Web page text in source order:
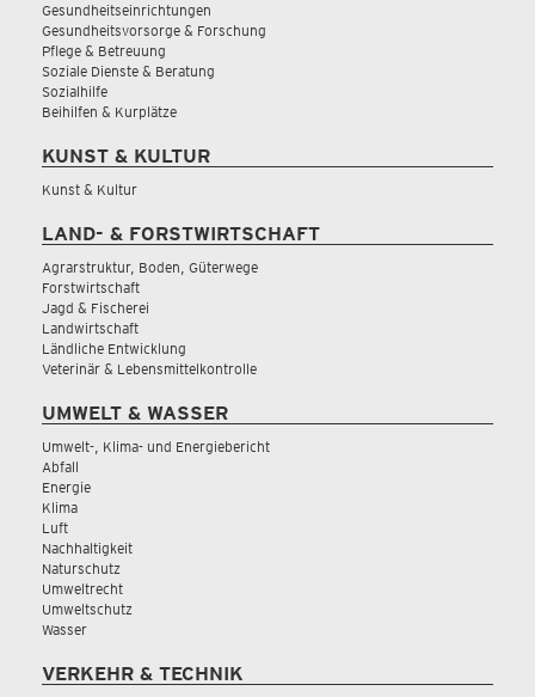
Gesundheitseinrichtungen
Gesundheitsvorsorge & Forschung
Pflege & Betreuung
Soziale Dienste & Beratung
Sozialhilfe
Beihilfen & Kurplätze
KUNST & KULTUR
Kunst & Kultur
LAND- & FORSTWIRTSCHAFT
Agrarstruktur, Boden, Güterwege
Forstwirtschaft
Jagd & Fischerei
Landwirtschaft
Ländliche Entwicklung
Veterinär & Lebensmittelkontrolle
UMWELT & WASSER
Umwelt-, Klima- und Energiebericht
Abfall
Energie
Klima
Luft
Nachhaltigkeit
Naturschutz
Umweltrecht
Umweltschutz
Wasser
VERKEHR & TECHNIK